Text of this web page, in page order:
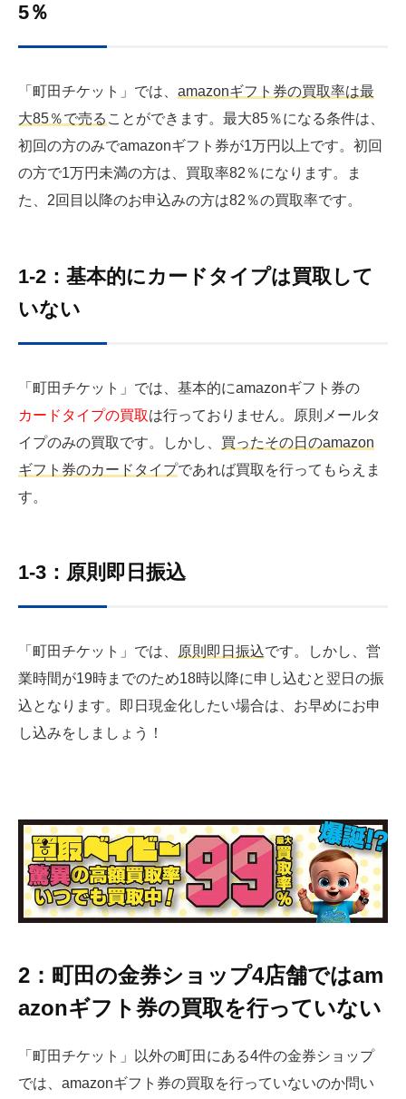
5％
「町田チケット」では、 amazonギフト券の買取率は最
大85％で売る ことができます。最大85％になる条件は、
初回の方のみでamazonギフト券が1万円以上です。初回
の方で1万円未満の方は、買取率82％になります。ま
た、2回目以降のお申込みの方は82％の買取率です。
1-2：基本的にカードタイプは買取して
いない
「町田チケット」では、基本的にamazonギフト券の
カードタイプの買取は行っておりません。原則メールタ
イプのみの買取です。しかし、 買ったその日のamazon
ギフト券のカードタイプであれば買取を行ってもらえま
す。
1-3：原則即日振込
「町田チケット」では、 原則即日振込です。しかし、営
業時間が19時までのため18時以降に申し込むと翌日の振
込となります。即日現金化したい場合は、お早めにお申
し込みをしましょう！
2：町田の金券ショップ4店舗ではam
azonギフト券の買取を行っていない
「町田チケット」以外の町田にある4件の金券ショップ
では、amazonギフト券の買取を行っていないのか問い